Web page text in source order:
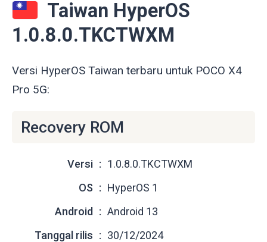
Taiwan HyperOS
1.0.8.0.TKCTWXM
Versi HyperOS Taiwan terbaru untuk POCO X4
Pro 5G:
Recovery ROM
Versi
1.0.8.0.TKCTWXM
OS
HyperOS 1
Android
Android 13
Tanggal rilis
30/12/2024